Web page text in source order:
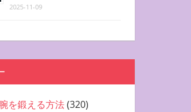
2025-11-09
を鍛える方法(320)